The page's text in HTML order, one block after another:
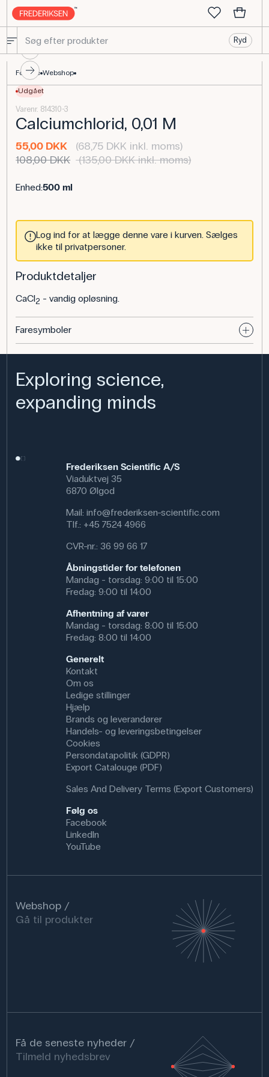
Ryd
Calciumchlorid, 0,01 M - Essential for Scientific Experiments -
Forside Webshop
Udgået
Varenr. 814310-3
Calciumchlorid, 0,01 M
55,00 DKK
(68,75 DKK inkl. moms)
108,00 DKK (135,00 DKK inkl. moms)
Enhed:500 ml
Log ind for at lægge denne vare i kurven. Sælges
ikke til privatpersoner.
Produktdetaljer
CaCl2 - vandig opløsning.
Faresymboler
Exploring science,
expanding minds
Frederiksen Scientific A/S
Viaduktvej 35
6870 Ølgod
Mail: info@frederiksen-scientific.com
Tlf.: +45 7524 4966
CVR-nr.: 36 99 66 17
Åbningstider for telefonen
Mandag - torsdag: 9:00 til 15:00
Fredag: 9:00 til 14:00
Afhentning af varer
Mandag - torsdag: 8:00 til 15:00
Fredag: 8:00 til 14:00
Generelt
Kontakt
Om os
Ledige stillinger
Hjælp
Brands og leverandører
Handels- og leveringsbetingelser
Cookies
Persondatapolitik (GDPR)
Export Catalouge (PDF)
Sales And Delivery Terms (Export Customers)
Følg os
Facebook
LinkedIn
YouTube
Webshop
Gå til produkter
Få de seneste nyheder
Tilmeld nyhedsbrev